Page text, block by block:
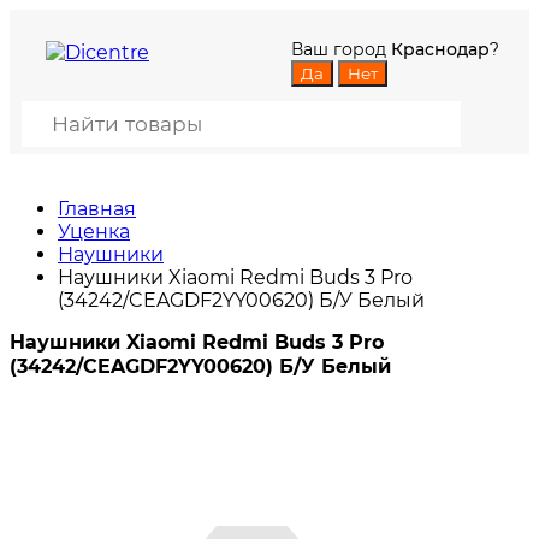
Ваш город Краснодар?
Главная
Уценка
Наушники
Наушники Xiaomi Redmi Buds 3 Pro
(34242/CEAGDF2YY00620) Б/У Белый
Наушники Xiaomi Redmi Buds 3 Pro
(34242/CEAGDF2YY00620) Б/У Белый